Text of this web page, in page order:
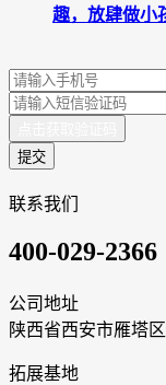
趣，放肆做小
提交
联系我们
400-029-2366
公司地址
陕西省西安市雁塔
拓展基地